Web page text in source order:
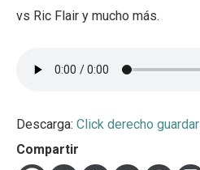
vs Ric Flair y mucho más.
Descarga: Click derecho guardar
Compartir